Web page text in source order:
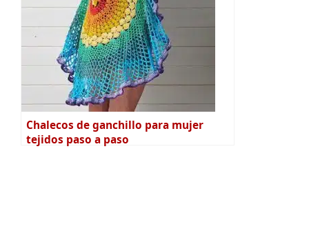
Chalecos de ganchillo para mujer
tejidos paso a paso